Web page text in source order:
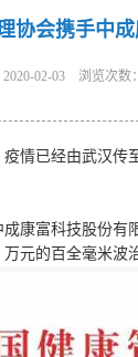
会携手中成
2020-02-03 浏览次数：
情已经由武汉
富科技股份有
元的百全毫米波